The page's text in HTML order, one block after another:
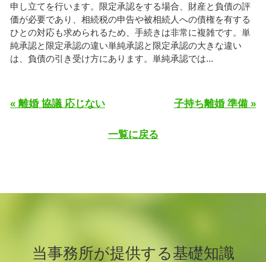
申し立てを行います。限定承認をする場合、財産と負債の評
価が必要であり、相続税の申告や被相続人への債権を有する
ひとの対応も求められるため、手続きは非常に複雑です。単
純承認と限定承認の違い単純承認と限定承認の大きな違い
は、負債の引き受け方にあります。単純承認では...
« 離婚 協議 応じない 子持ち離婚 準備 »
一覧に戻る
当事務所が提供する基礎知識